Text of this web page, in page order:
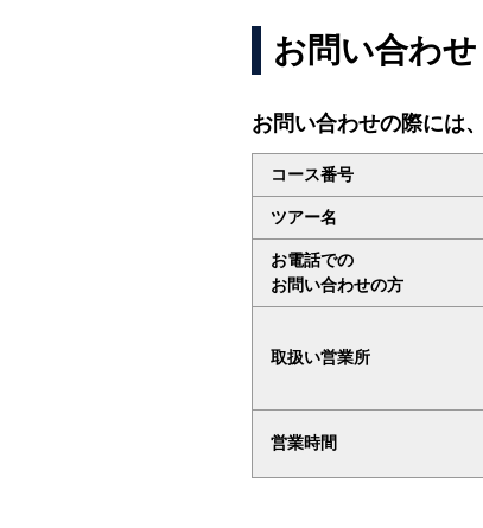
お問い合わせ
お問い合わせの際には
コース番号
ツアー名
お電話での
お問い合わせの方
取扱い営業所
営業時間